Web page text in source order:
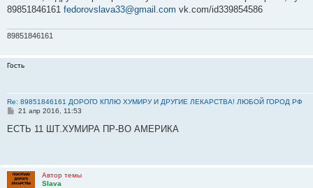
89851846161 fedorovslava33@gmail.com vk.com/id339854586
89851846161
Гость
Re: 89851846161 ДОРОГО КПЛЮ ХУМИРУ И ДРУГИЕ ЛЕКАРСТВА! ЛЮБОЙ ГОРОД РФ
С
о
е
21 апр 2016, 11:53
ЕСТЬ 11 ШТ.ХУМИРА ПР-ВО АМЕРИКА
Автор темы
Slava